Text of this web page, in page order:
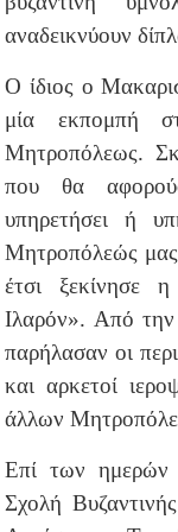
αναδεικνύουν
Ο ίδιος ο
μία εκπομπή
Μητροπόλεως.
που θα
υπηρετήσει ή
Μητροπόλεώς μας.
έτσι ξεκίνησε
Ιλαρόν». Από
παρήλασαν οι
και αρκετοί
άλλων
Επί των ημερών
Σχολή